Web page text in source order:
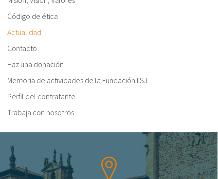
Código de ética
Actualidad
Contacto
Haz una donación
Memoria de actividades de la Fundación IISJ
Perfil del contratante
Trabaja con nosotros